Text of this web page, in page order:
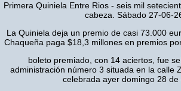
Primera Quiniela Entre Rios - seis mil
cabeza. Sábado 27-06-
La Quiniela deja un premio de casi 73.000
Chaqueña paga $18,3 millones en premios
boleto premiado, con 14 aciertos, fue
administración número 3 situada en la calle
celebrada ayer domingo 28 de